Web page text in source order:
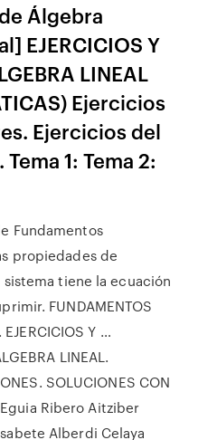
Álgebra
EJERCICIOS Y
LINEAL
Ejercicios
Ejercicios del
1: Tema 2:
Fundamentos
propiedades de
tiene la ecuación
FUNDAMENTOS
EJERCICIOS Y …
LINEAL.
SOLUCIONES CON
Ribero Aitziber
Alberdi Celaya